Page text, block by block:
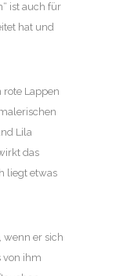
ist auch für
hat und
rote Lappen
Lila
das
liegt etwas
wenn er sich
von ihm